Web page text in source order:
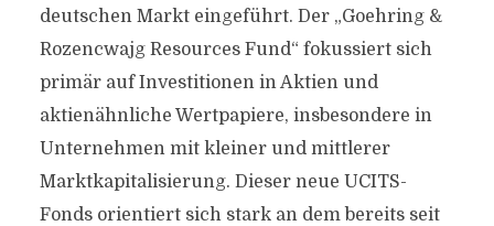
deutschen Markt eingeführt. Der „Goehring &
Rozencwajg Resources Fund“ fokussiert sich
primär auf Investitionen in Aktien und
aktienähnliche Wertpapiere, insbesondere in
Unternehmen mit kleiner und mittlerer
Marktkapitalisierung. Dieser neue UCITS-
Fonds orientiert sich stark an dem bereits seit